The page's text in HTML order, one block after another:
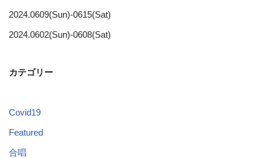
2024.0609(Sun)-0615(Sat)
2024.0602(Sun)-0608(Sat)
カテゴリー
Covid19
Featured
合唱